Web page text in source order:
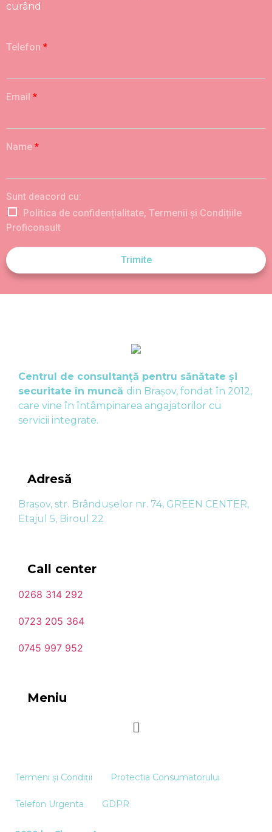
curând
Telefon *
Email *
Name *
Sunt deacord cu:
Politica de confidențialitate, Termenii și Condițiile
Proficonsult
Trimite
Centrul de consultanţă pentru sănătate şi
securitate în muncă din Braşov, fondat în 2012,
care vine în întâmpinarea angajatorilor cu
servicii integrate.
Adresă
Brașov, str. Brândușelor nr. 74, GREEN CENTER,
Etajul 5, Biroul 22
Call center
0268 314 292
0723 205 364
0745 997 952
Meniu
Termeni și Condiții Protectia Consumatorului
Telefon Urgenta GDPR